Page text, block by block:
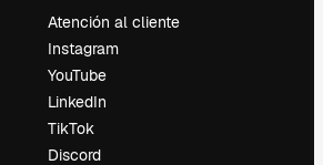
Atención al cliente
Instagram
YouTube
LinkedIn
TikTok
Discord